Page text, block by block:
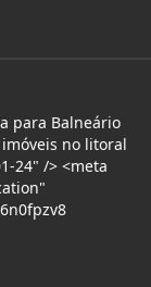
para Balneário
no litoral
24" /> <meta